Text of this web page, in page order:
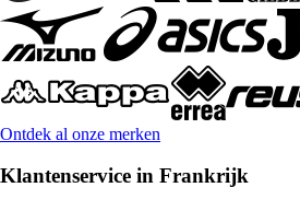
Ontdek al onze merken
Klantenservice in Frankrijk